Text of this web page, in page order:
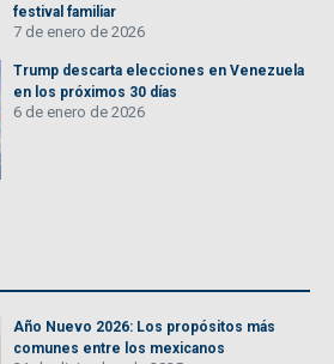
festival familiar
7 de enero de 2026
Trump descarta elecciones en Venezuela
en los próximos 30 días
6 de enero de 2026
Año Nuevo 2026: Los propósitos más
comunes entre los mexicanos